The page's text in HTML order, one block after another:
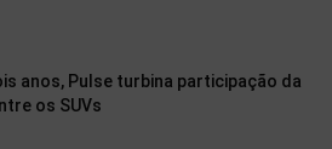
anos, Pulse turbina participação da
os SUVs